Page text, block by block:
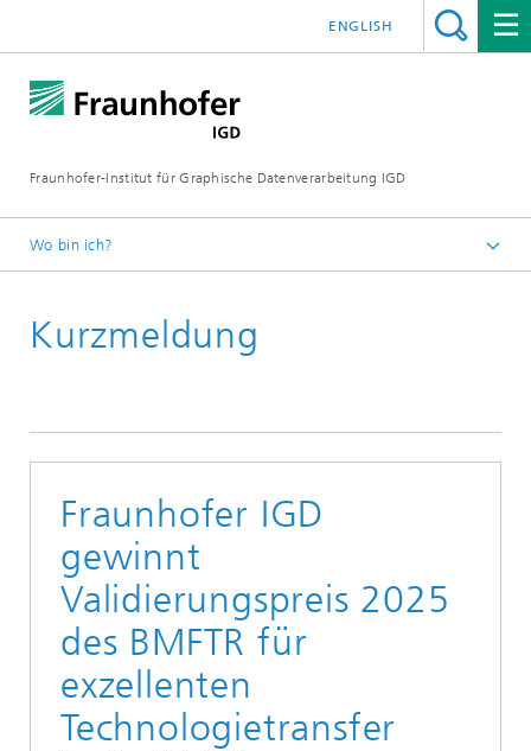
Fraunhofer-Institut für Graphische Datenverarbeitung IGD
ENGLISH
Wo bin ich?
Media Center
Kurzmeldung
Fraunhofer IGD
gewinnt
Validierungspreis 2025
des BMFTR für
exzellenten
Technologietransfer